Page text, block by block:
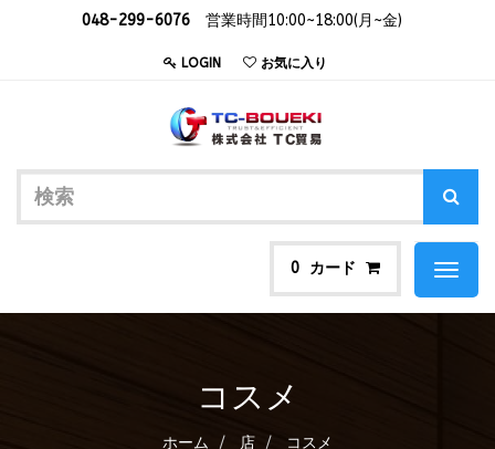
048-299-6076 営業時間10:00~18:00(月~金)
LOGIN お気に入り
0 カード
Toggle
コスメ
ホーム 店 コスメ